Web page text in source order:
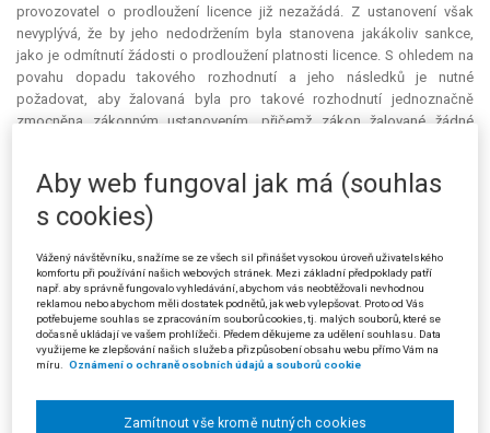
provozovatel o prodloužení licence již nezažádá. Z ustanovení však
nevyplývá, že by jeho nedodržením byla stanovena jakákoliv sankce,
jako je odmítnutí žádosti o prodloužení platnosti licence. S ohledem na
povahu dopadu takového rozhodnutí a jeho následků je nutné
požadovat, aby žalovaná byla pro takové rozhodnutí jednoznačně
zmocněna zákonným ustanovením, přičemž zákon žalované žádné
Napadané rozhodnutí je excesem do právního postavení žalobce, které
nemá oporu v zákoně.
uvedenou v § 12 odst. 10 písm. c) zákona o provozování rozhlasového a
televizního vysílání jako zákonnou, ačkoliv se jedná toliko o lhůtu
pořádkovou. Pořádkové lhůty jsou stanoveny pouze v zájmu efektivity
řízení a jejich zmeškání zásadně nemá mít za následek ztrátu práva.
Pokud má být takový následek s promeškáním lhůty spojen, je nezbytné,
Žalovaná ve svém rozhodnutí nikde neuvádí, z čeho dovozuje
interpretaci lhůty vymezené v § 12 odst. 10 citovaného zákona jako lhůty
Aby web fungoval jak má (souhlas
s cookies)
Vážený návštěvníku, snažíme se ze všech sil přinášet vysokou úroveň uživatelského
komfortu při používání našich webových stránek. Mezi základní předpoklady patří
např. aby správně fungovalo vyhledávání, abychom vás neobtěžovali nevhodnou
reklamou nebo abychom měli dostatek podnětů, jak web vylepšovat. Proto od Vás
potřebujeme souhlas se zpracováním souborů cookies, tj. malých souborů, které se
dočasně ukládají ve vašem prohlížeči. Předem děkujeme za udělení souhlasu. Data
využijeme ke zlepšování našich služeb a přizpůsobení obsahu webu přímo Vám na
míru. Oznámení o ochraně osobních údajů a souborů cookie
Zamítnout vše kromě nutných cookies